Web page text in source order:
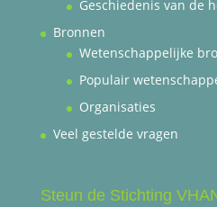
Geschiedenis van de
Bronnen
Wetenschappelijke
Populair
Organisaties
Veel gestelde vragen
Steun de Stichting